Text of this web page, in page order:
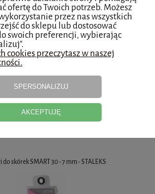
do skórek SMART 30 - 7 mm - STALEKS
ofertę do Twoich potrzeb. Możesz
przez nas wszystkich
do sklepu lub dostosować
swoich preferencji, wybierając
cookies przeczytasz w naszej
SPERSONALIZUJ
AKCEPTUJĘ